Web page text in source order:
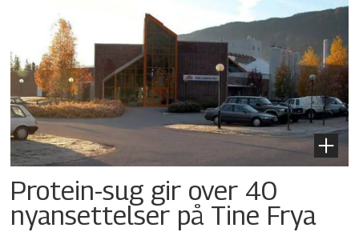
Protein-sug gir over 40
nyansettelser på Tine Frya